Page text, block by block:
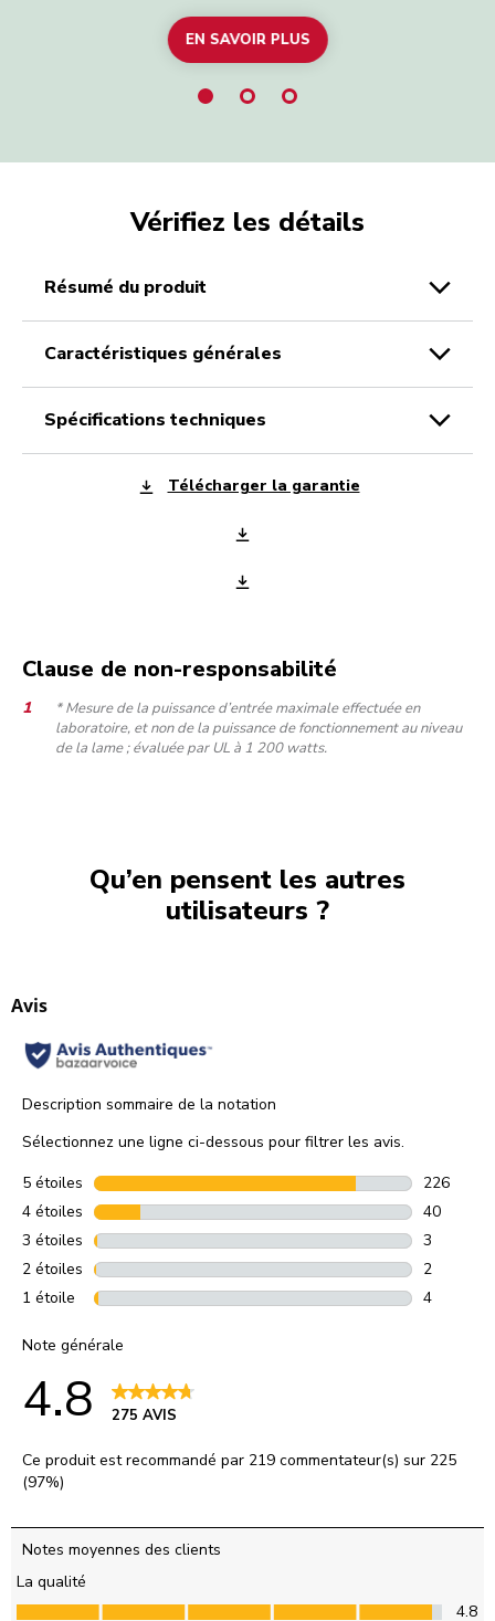
de consommer des fruits et légumes. Vous
cherchez un smoothie sain pour bien commencer
la journée ou pour vous aider à récupérer après
vous juste envie d’un petit remontant puissant ?
surtout si vous utilisez votre blender KitchenAid
en vitamines sera prêt en un clin d’œil.
EN SAVOIR PLUS
Vérifiez les détails
résumé du produit
caractéristiques générales
spécifications techniques
Télécharger la garantie
Clause de non-responsabilité
* Mesure de la puissance d’entrée maximale effectuée en
laboratoire, et non de la puissance de fonctionnement au niveau
de la lame ; évaluée par UL à 1 200 watts.
Qu’en pensent les autres
utilisateurs ?